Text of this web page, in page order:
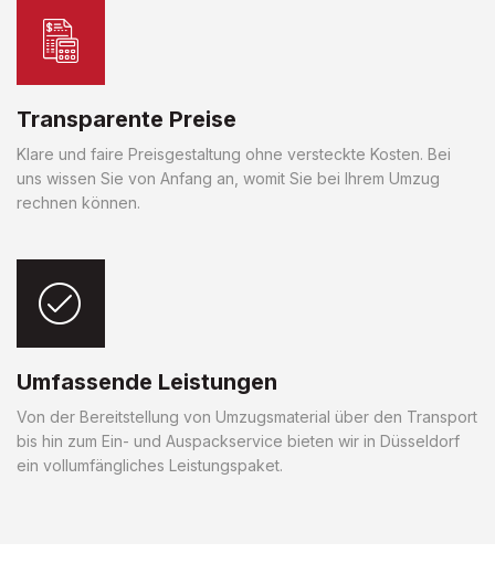
Transparente Preise
Klare und faire Preisgestaltung ohne versteckte Kosten. Bei
uns wissen Sie von Anfang an, womit Sie bei Ihrem Umzug
rechnen können.
Umfassende Leistungen
Von der Bereitstellung von Umzugsmaterial über den Transport
bis hin zum Ein- und Auspackservice bieten wir in Düsseldorf
ein vollumfängliches Leistungspaket.